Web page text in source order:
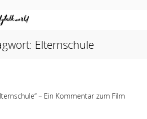
Elternschule
– Ein Kommentar zum Film